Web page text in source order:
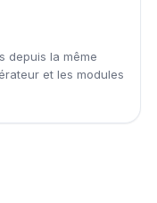
depuis la même
et les modules